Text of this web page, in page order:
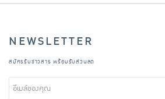
NEWSLETTER
สมัครรับข่าวสาร พร้อมรับส่วนลด